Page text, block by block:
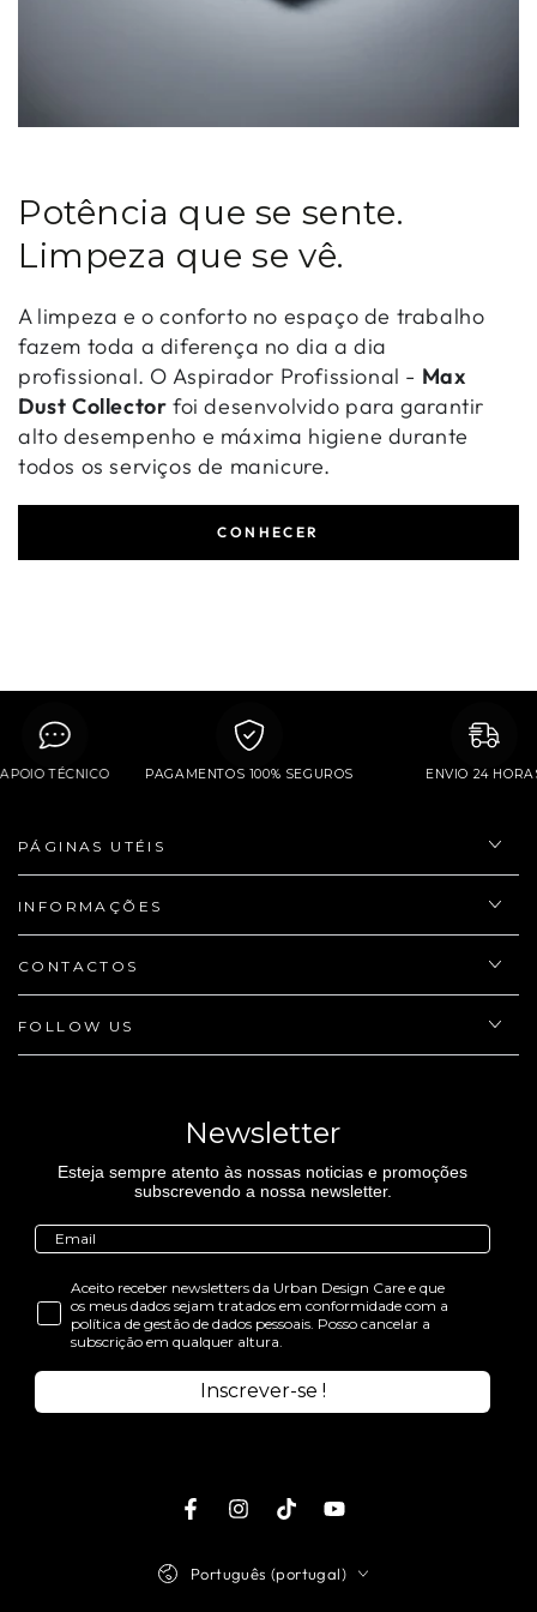
Potência que se sente.
Limpeza que se vê.
A limpeza e o conforto no espaço de trabalho
fazem toda a diferença no dia a dia
profissional. O Aspirador Profissional - Max
Dust Collector foi desenvolvido para garantir
alto desempenho e máxima higiene durante
todos os serviços de manicure.
CONHECER
APOIO TÉCNICO PAGAMENTOS 100% SEGUROS ENVIO 24
PÁGINAS UTÉIS
INFORMAÇÕES
CONTACTOS
FOLLOW US
Newsletter
Esteja sempre atento às nossas noticias e promoções
subscrevendo a nossa newsletter.
Aceito receber newsletters da Urban Design Care e que
os meus dados sejam tratados em conformidade com a
política de gestão de dados pessoais. Posso cancelar a
subscrição em qualquer altura.
Inscrever-se !
FacebookInstagramTikTokYoutube
Português (portugal)